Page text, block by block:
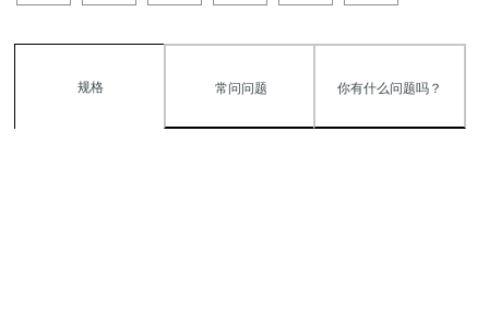
规格 常问问题 你有什么问题吗？